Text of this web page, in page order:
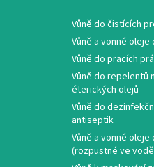
Vůně do čistících
Vůně a vonné oleje
Vůně do pracích
Vůně do repelentů
éterických olejů
Vůně do
antiseptik
Vůně a vonné
(rozpustné ve